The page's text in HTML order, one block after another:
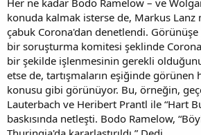
konuda kalmak isterse de, Markus
çabuk Corona'dan denetlendi. Görünüşe
bir soruşturma komitesi şeklinde
bir şekilde işlenmesinin gerekli
etse de, tartışmaların eşiğinde
konusu gibi görünüyor. Bu, örneğin,
Lauterbach ve Heribert Prantl ile “Hart
baskısında netleşti. Bodo Ramelow,